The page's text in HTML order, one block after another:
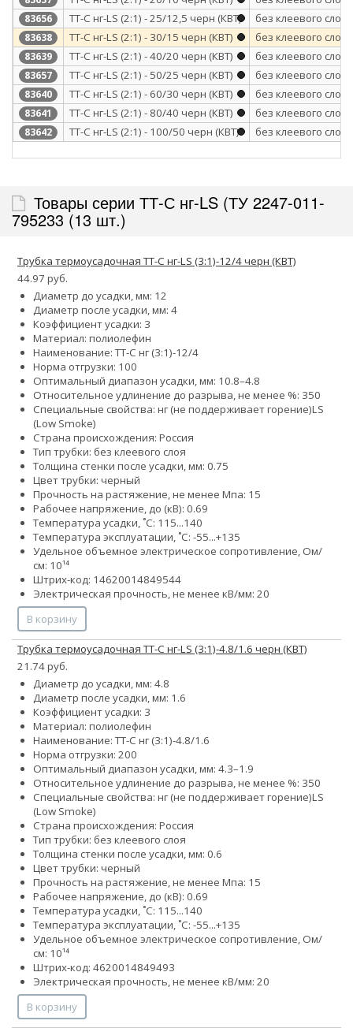
83656 ТТ-С нг-LS (2:1) - 25/12,5 черн (КВТ) без клеевого слоя
83638 ТТ-С нг-LS (2:1) - 30/15 черн (КВТ) без клеевого слоя
83639 ТТ-С нг-LS (2:1) - 40/20 черн (КВТ) без клеевого слоя
83657 ТТ-С нг-LS (2:1) - 50/25 черн (КВТ) без клеевого слоя
83640 ТТ-С нг-LS (2:1) - 60/30 черн (КВТ) без клеевого слоя
83641 ТТ-С нг-LS (2:1) - 80/40 черн (КВТ) без клеевого слоя
83642 ТТ-С нг-LS (2:1) - 100/50 черн (КВТ) без клеевого слоя
Товары серии ТТ-С нг-LS (ТУ 2247-011-
795233 (13 шт.)
Трубка термоусадочная ТТ-С нг-LS (3:1)-12/4 черн (КВТ)
44.97 руб.
Диаметр до усадки, мм: 12
Диаметр после усадки, мм: 4
Коэффициент усадки: 3
Материал: полиолефин
Наименование: ТТ-С нг (3:1)-12/4
Норма отгрузки: 100
Оптимальный диапазон усадки, мм: 10.8–4.8
Относительное удлинение до разрыва, не менее %: 350
Специальные свойства: нг (не поддерживает горение)LS
(Low Smoke)
Страна происхождения: Россия
Тип трубки: без клеевого слоя
Толщина стенки после усадки, мм: 0.75
Цвет трубки: черный
Прочность на растяжение, не менее Мпа: 15
Рабочее напряжение, до (кВ): 0.69
Температура усадки, ˚С: 115...140
Температура эксплуатации, ˚С: -55...+135
Удельное объемное электрическое сопротивление, Ом/
см: 10¹⁴
Штрих-код: 14620014849544
Электрическая прочность, не менее кВ/мм: 20
В корзину
Трубка термоусадочная ТТ-С нг-LS (3:1)-4.8/1.6 черн (КВТ)
21.74 руб.
Диаметр до усадки, мм: 4.8
Диаметр после усадки, мм: 1.6
Коэффициент усадки: 3
Материал: полиолефин
Наименование: ТТ-С нг (3:1)-4.8/1.6
Норма отгрузки: 200
Оптимальный диапазон усадки, мм: 4.3–1.9
Относительное удлинение до разрыва, не менее %: 350
Специальные свойства: нг (не поддерживает горение)LS
(Low Smoke)
Страна происхождения: Россия
Тип трубки: без клеевого слоя
Толщина стенки после усадки, мм: 0.6
Цвет трубки: черный
Прочность на растяжение, не менее Мпа: 15
Рабочее напряжение, до (кВ): 0.69
Температура усадки, ˚С: 115...140
Температура эксплуатации, ˚С: -55...+135
Удельное объемное электрическое сопротивление, Ом/
см: 10¹⁴
Штрих-код: 4620014849493
Электрическая прочность, не менее кВ/мм: 20
В корзину